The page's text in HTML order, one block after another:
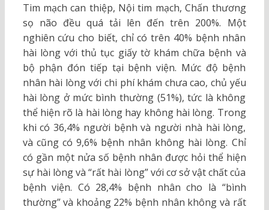
Tim mạch can thiệp, Nội tim mạch, Chấn thương
sọ não đều quá tải lên đến trên 200%. Một
nghiên cứu cho biết, chỉ có trên 40% bệnh nhân
hài lòng với thủ tục giấy tờ khám chữa bệnh và
bộ phận đón tiếp tại bệnh viện. Mức độ bệnh
nhân hài lòng với chi phí khám chưa cao, chủ yếu
hài lòng ở mức bình thường (51%), tức là không
thể hiện rõ là hài lòng hay không hài lòng. Trong
khi có 36,4% người bệnh và người nhà hài lòng,
và cũng có 9,6% bệnh nhân không hài lòng. Chỉ
có gần một nửa số bệnh nhân được hỏi thể hiện
sự hài lòng và “rất hài lòng” với cơ sở vật chất của
bệnh viện. Có 28,4% bệnh nhân cho là “bình
thường” và khoảng 22% bệnh nhân không và rất